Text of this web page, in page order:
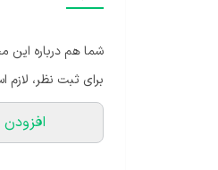
شما هم درباره این
برای ثبت نظر،
افزودن